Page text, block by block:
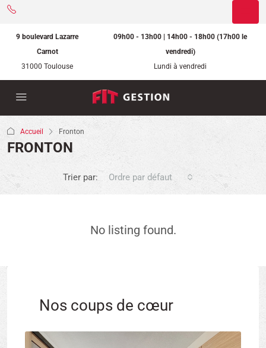
9 boulevard Lazarre
Carnot
31000 Toulouse
09h00 - 13h00 | 14h00 - 18h00 (17h00 le
vendredi)
Lundi à vendredi
Accueil Fronton
FRONTON
Trier par: Ordre par défaut
No listing found.
Nos coups de cœur